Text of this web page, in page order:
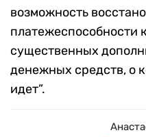
возможность
платежеспособности
существенных
денежных средств, о
идет”.